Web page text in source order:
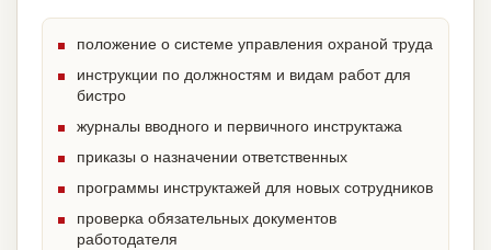
положение о системе управления охраной труда
инструкции по должностям и видам работ для
бистро
журналы вводного и первичного инструктажа
приказы о назначении ответственных
программы инструктажей для новых сотрудников
проверка обязательных документов
работодателя